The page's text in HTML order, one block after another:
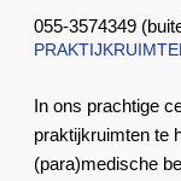
055-3574349
In ons prachtige
praktijkruimten te
(para)medische